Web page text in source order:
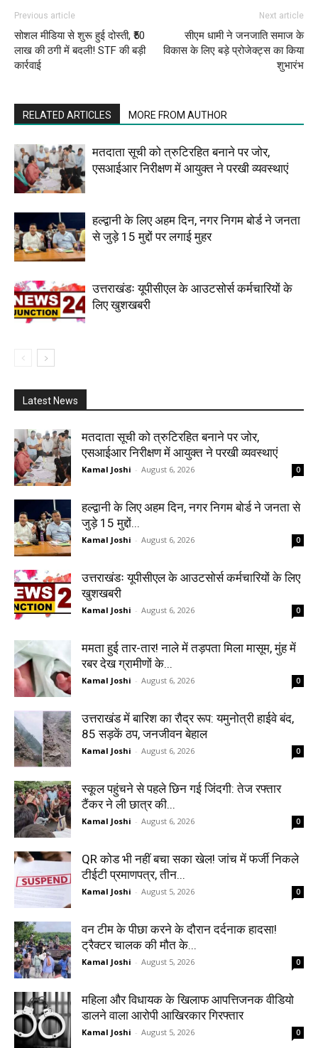
Previous article
सोशल मीडिया से शुरू हुई दोस्ती, ₹50
लाख की ठगी में बदली! STF की बड़ी
कार्रवाई
Next article
सीएम धामी ने जनजाति समाज के
विकास के लिए बड़े प्रोजेक्ट्स का किया
शुभारंभ
RELATED ARTICLES MORE FROM AUTHOR
मतदाता सूची को त्रुटिरहित बनाने पर जोर,
एसआईआर निरीक्षण में आयुक्त ने परखी व्यवस्थाएं
हल्द्वानी के लिए अहम दिन, नगर निगम बोर्ड ने जनता
से जुड़े 15 मुद्दों पर लगाई मुहर
उत्तराखंडः यूपीसीएल के आउटसोर्स कर्मचारियों के
लिए खुशखबरी
Latest News
मतदाता सूची को त्रुटिरहित बनाने पर जोर,
एसआईआर निरीक्षण में आयुक्त ने परखी व्यवस्थाएं
Kamal Joshi - August 6, 2026 0
हल्द्वानी के लिए अहम दिन, नगर निगम बोर्ड ने जनता से
जुड़े 15 मुद्दों...
Kamal Joshi - August 6, 2026 0
उत्तराखंडः यूपीसीएल के आउटसोर्स कर्मचारियों के लिए
खुशखबरी
Kamal Joshi - August 6, 2026 0
ममता हुई तार-तार! नाले में तड़पता मिला मासूम, मुंह में
रबर देख ग्रामीणों के...
Kamal Joshi - August 6, 2026 0
उत्तराखंड में बारिश का रौद्र रूप: यमुनोत्री हाईवे बंद,
85 सड़कें ठप, जनजीवन बेहाल
Kamal Joshi - August 6, 2026 0
स्कूल पहुंचने से पहले छिन गई जिंदगी: तेज रफ्तार
टैंकर ने ली छात्र की...
Kamal Joshi - August 6, 2026 0
QR कोड भी नहीं बचा सका खेल! जांच में फर्जी निकले
टीईटी प्रमाणपत्र, तीन...
Kamal Joshi - August 5, 2026 0
वन टीम के पीछा करने के दौरान दर्दनाक हादसा!
ट्रैक्टर चालक की मौत के...
Kamal Joshi - August 5, 2026 0
महिला और विधायक के खिलाफ आपत्तिजनक वीडियो
डालने वाला आरोपी आखिरकार गिरफ्तार
Kamal Joshi - August 5, 2026 0